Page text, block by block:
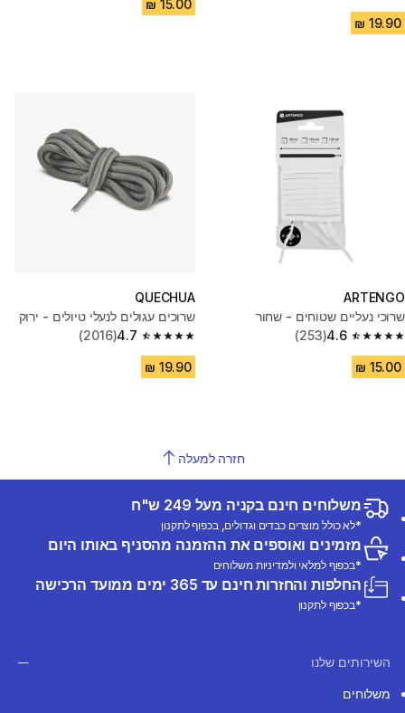
ARTENGO
שרוכי נעליים שטוחים - שחור
4.6
4.6 out of 5 stars from 253 reviews
(253)
QUECHUA
שרוכים עגולים לנעלי טיולים - ירוק
4.7
4.7 out of 5 stars from 2016 reviews
(2016)
חזרה למעלה
משלוחים חינם בקניה מעל 249 ש"ח
*לא כולל מוצרים כבדים וגדולים, בכפוף לתקנון
מזמינים ואוספים את ההזמנה מהסניף באותו היום
*בכפוף למלאי ולמדיניות משלוחים
החלפות והחזרות חינם עד 365 ימים ממועד הרכישה
*בכפוף לתקנון
השירותים שלנו
משלוחים